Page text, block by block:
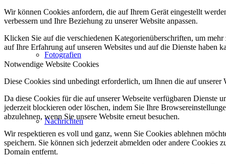
Fotografien
Nachrichten
Wir können Cookies anfordern, die auf Ihrem Gerät eingestellt
verbessern und Ihre Beziehung zu unserer Website anpassen.
Klicken Sie auf die verschiedenen Kategorienüberschriften, um
auf Ihre Erfahrung auf unseren Websites und auf die Dienste haben
Notwendige Website Cookies
Diese Cookies sind unbedingt erforderlich, um Ihnen die auf
Da diese Cookies für die auf unserer Webseite verfügbaren
jederzeit blockieren oder löschen, indem Sie Ihre
abzulehnen, wenn Sie unsere Website erneut besuchen.
Wir respektieren es voll und ganz, wenn Sie Cookies ablehnen
speichern. Sie können sich jederzeit abmelden oder andere Cookies
Domain entfernt.